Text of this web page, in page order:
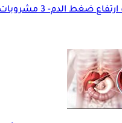
ممنوعات ارتفاع ضغط